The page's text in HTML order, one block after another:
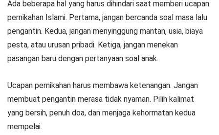
Ada beberapa hal yang harus dihindari saat memberi ucapan
pernikahan Islami. Pertama, jangan bercanda soal masa lalu
pengantin. Kedua, jangan menyinggung mantan, usia, biaya
pesta, atau urusan pribadi. Ketiga, jangan menekan
pasangan baru dengan pertanyaan soal anak.
Ucapan pernikahan harus membawa ketenangan. Jangan
membuat pengantin merasa tidak nyaman. Pilih kalimat
yang bersih, penuh doa, dan menjaga kehormatan kedua
mempelai.